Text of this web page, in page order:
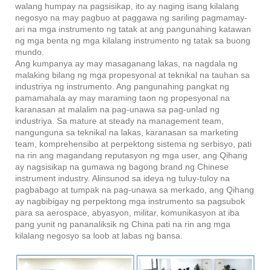
walang humpay na pagsisikap, ito ay naging isang kilalang
negosyo na may pagbuo at paggawa ng sariling pagmamay-
ari na mga instrumento ng tatak at ang pangunahing katawan
ng mga benta ng mga kilalang instrumento ng tatak sa buong
mundo.
Ang kumpanya ay may masaganang lakas, na nagdala ng
malaking bilang ng mga propesyonal at teknikal na tauhan sa
industriya ng instrumento. Ang pangunahing pangkat ng
pamamahala ay may maraming taon ng propesyonal na
karanasan at malalim na pag-unawa sa pag-unlad ng
industriya. Sa mature at steady na management team,
nangunguna sa teknikal na lakas, karanasan sa marketing
team, komprehensibo at perpektong sistema ng serbisyo, pati
na rin ang magandang reputasyon ng mga user, ang Qihang
ay nagsisikap na gumawa ng bagong brand ng Chinese
instrument industry. Alinsunod sa ideya ng tuluy-tuloy na
pagbabago at tumpak na pag-unawa sa merkado, ang Qihang
ay nagbibigay ng perpektong mga instrumento sa pagsubok
para sa aerospace, abyasyon, militar, komunikasyon at iba
pang yunit ng pananaliksik ng China pati na rin ang mga
kilalang negosyo sa loob at labas ng bansa.